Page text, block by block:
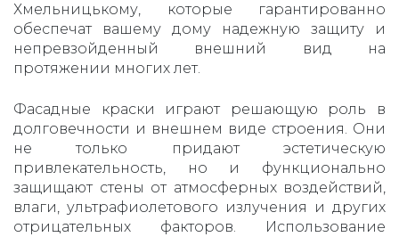
Хмельницькому, которые гарантированно
обеспечат вашему дому надежную защиту и
непревзойденный внешний вид на
протяжении многих лет.
Фасадные краски играют решающую роль в
долговечности и внешнем виде строения. Они
не только придают эстетическую
привлекательность, но и функционально
защищают стены от атмосферных воздействий,
влаги, ультрафиолетового излучения и других
отрицательных факторов. Использование